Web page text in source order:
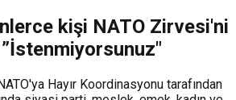
sistemine dahil etti.
kişi NATO Zirvesi'ni
Hayır Koordinasyonu tarafından